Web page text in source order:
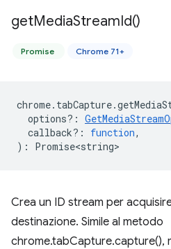
getMediaStreamId()
Promise Chrome 71+
chrome. tabCapture.
options? :
callback? : function,
) : Promise<string>
Crea un ID stream per
destinazione. Simile al metodo
chrome.tabCapture.capture(),